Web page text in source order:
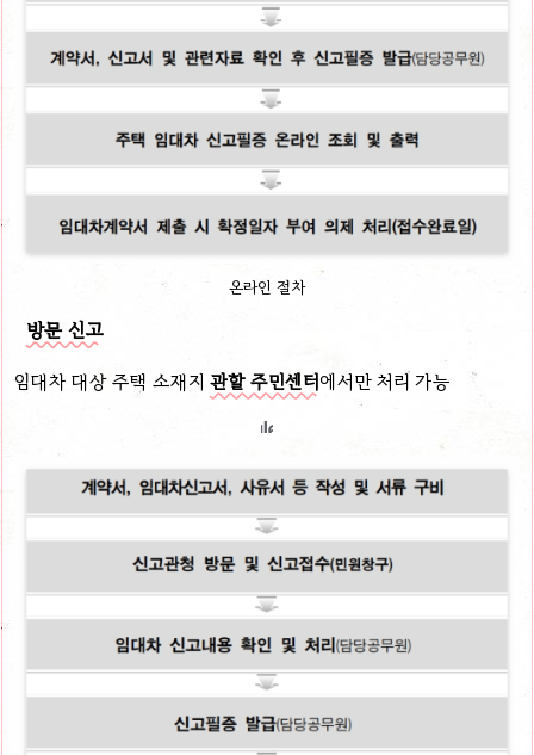
온라인 절차
방문 신고
임대차 대상 주택 소재지 관할 주민센터에서만 처리 가능